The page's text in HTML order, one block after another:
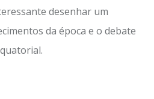
desenhar um
da época e o debate